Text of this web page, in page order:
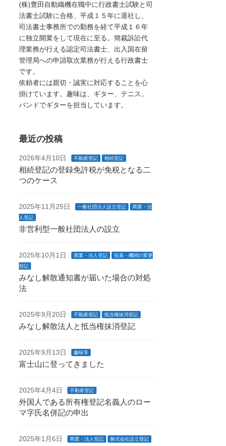
(株)豊田自動織機在職中に行政書士試験と司
法書士試験に合格、平成１５年に退社し、
司法書士事務所での勤務を経て平成１６年
に独立開業をして現在に至る。簡裁訴訟代
理業務が行える認定司法書士、出入国在留
管理局への申請取次業務が行える行政書士
です。
依頼者には親切・誠実に対応することを心
掛けています。趣味は、ギター、テニス。
バンドでギターを担当しています。
最近の投稿
2026年4月10日 不動産登記 相続登記
相続登記の登録免許税が免税となる二
つのケース
2025年11月25日 一般社団法人設立登記
商業・法
人登記
非営利型一般社団法人の設立
2025年10月1日 商業・法人登記
役員・機関の変更
登記
みなし解散通知書が届いた場合の対処
法
2025年9月20日 不動産登記 抵当権抹消登記
みなし解散法人と抵当権抹消登記
2025年9月13日 趣味等
富士山に登ってきました
2025年4月4日 不動産登記
外国人である所有権登記名義人のロー
マ字氏名併記の申出
2025年1月6日 商業・法人登記 株式会社設立登記